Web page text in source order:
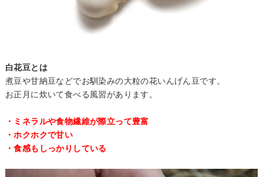
白花豆とは
煮豆や甘納豆などでお馴染みの大粒の花いんげん豆です。
お正月に炊いて食べる風習があります。
・ミネラルや食物繊維が際立って豊富
・ホクホクで甘い
・食感もしっかりしている